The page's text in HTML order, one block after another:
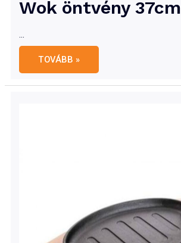
Wok öntvény 37cm
…
Wok
öntvény
37cm
TOVÁBB »